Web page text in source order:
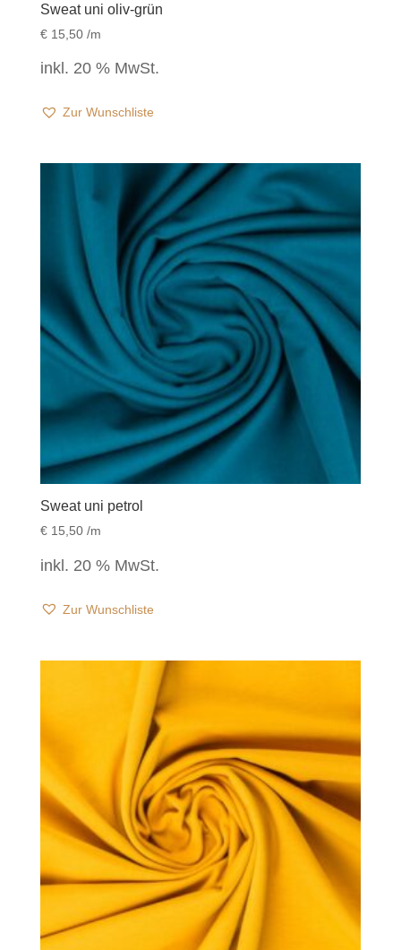
Sweat uni oliv-grün
€15,50/m
inkl. 20 % MwSt.
Zur Wunschliste
Sweat uni petrol
€15,50/m
inkl. 20 % MwSt.
Zur Wunschliste